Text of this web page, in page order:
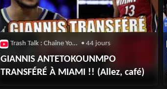
Trash Talk : Chaîne Youtube • 44 jours
GIANNIS ANTETOKOUNMPO
TRANSFÉRÉ À MIAMI !! (Allez, café)